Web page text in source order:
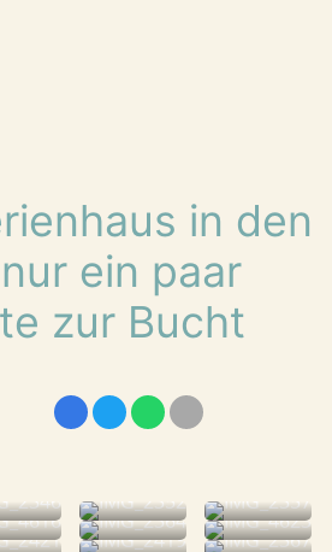
in den
ein paar
zur Bucht